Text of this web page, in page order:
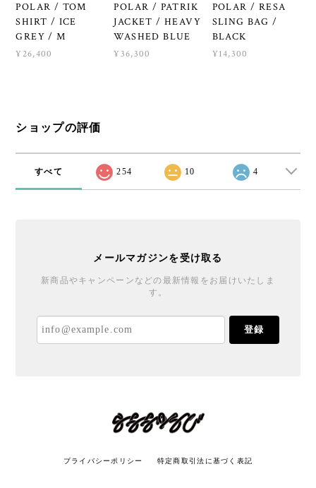
POLAR / TOM
SHIRT / ICE
GREY / M
¥26,400
POLAR / PATRIK
JACKET / HEAVY
WASHED BLUE
¥36,300
POLAR / RESA
SLING BAG /
BLACK
¥14,300
ショップの評価
すべて 254 10 4
メールマガジンを受け取る
新商品やキャンペーンなどの最新情報をお届けいたしま
す。
登録
プライバシーポリシー 特定商取引法に基づく表記